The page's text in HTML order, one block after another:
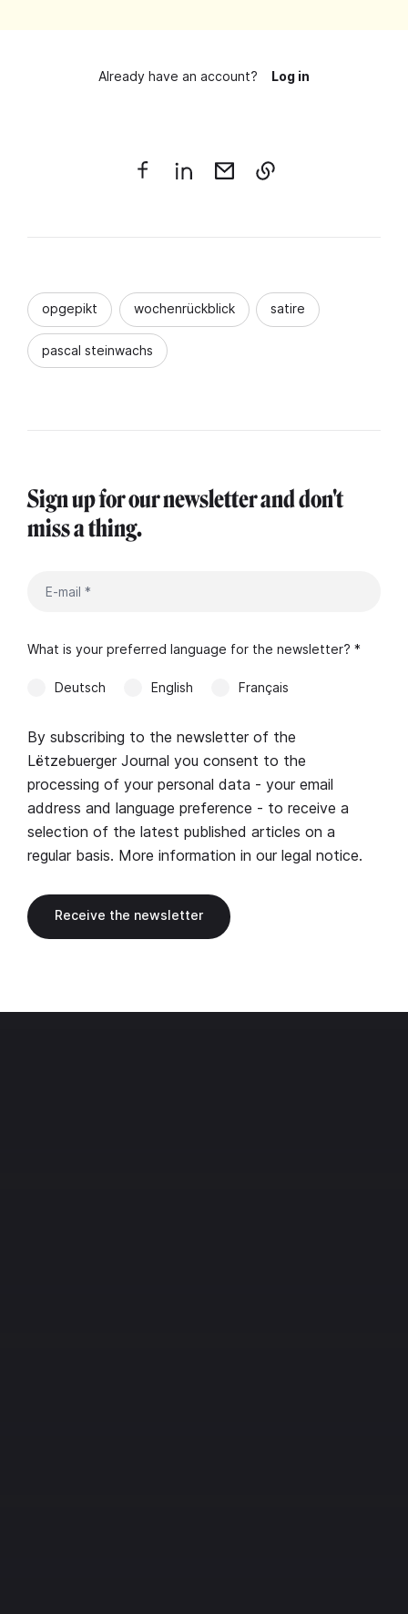
Already have an account? Log in
opgepikt wochenrückblick satire
pascal steinwachs
Sign up for our newsletter and don't
miss a thing.
What is your preferred language for the newsletter? *
Deutsch English Français
By subscribing to the newsletter of the
Lëtzebuerger Journal you consent to the
processing of your personal data - your email
address and language preference - to receive a
selection of the latest published articles on a
regular basis. More information in our legal notice.